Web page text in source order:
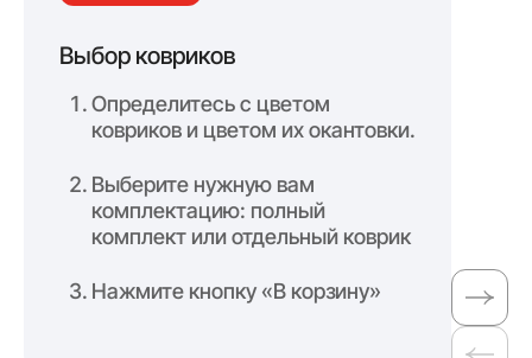
Выбор ковриков
Определитесь с цветом
ковриков и цветом их окантовки.
Выберите нужную вам
комплектацию: полный
комплект или отдельный коврик
Нажмите кнопку «В корзину»